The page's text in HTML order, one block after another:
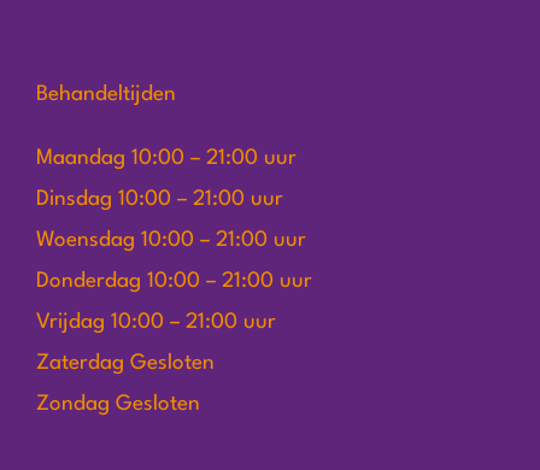
Behandeltijden
Maandag 10:00 – 21:00 uur
Dinsdag 10:00 – 21:00 uur
Woensdag 10:00 – 21:00 uur
Donderdag 10:00 – 21:00 uur
Vrijdag 10:00 – 21:00 uur
Zaterdag Gesloten
Zondag Gesloten